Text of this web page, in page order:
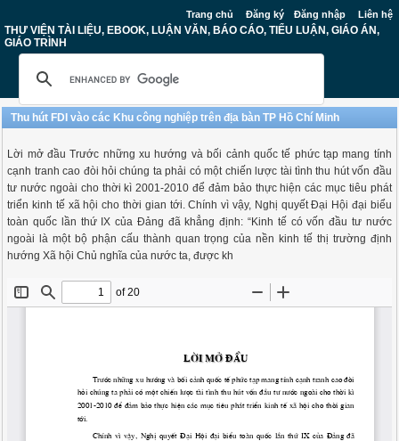
Trang chủ Đăng ký Đăng nhập Liên hệ
THƯ VIỆN TÀI LIỆU, EBOOK, LUẬN VĂN, BÁO CÁO, TIỂU LUẬN, GIÁO ÁN,
GIÁO TRÌNH
Thu hút FDI vào các Khu công nghiệp trên địa bàn TP Hồ Chí Minh
Lời mở đầu Trước những xu hướng và bối cảnh quốc tế phức tạp mang tính
cạnh tranh cao đòi hỏi chúng ta phải có một chiến lược tài tình thu hút vốn đầu
tư nước ngoài cho thời kì 2001-2010 để đảm bảo thực hiện các mục tiêu phát
triển kinh tế xã hội cho thời gian tới. Chính vì vậy, Nghị quyết Đại Hội đại biểu
toàn quốc lần thứ IX của Đảng đã khẳng định: “Kinh tế có vốn đầu tư nước
ngoài là một bộ phận cấu thành quan trọng của nền kinh tế thị trường định
hướng Xã hội Chủ nghĩa của nước ta, được kh